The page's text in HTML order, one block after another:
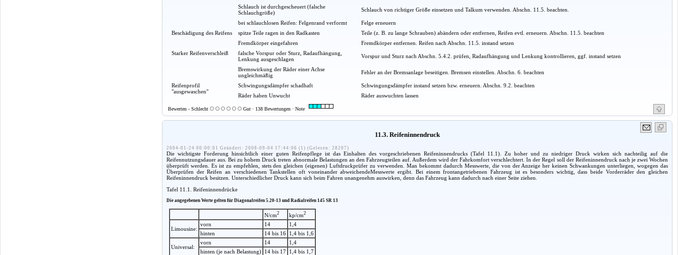
Schlauch ist durchgescheuert (falsche
Schlauchgröße)
Schlauch von richtiger Größe einsetzen und Talkum verwenden. Abschn. 11.5. beachten.
bei schlauchlosen Reifen: Felgenrand verformt
Felge erneuern
Beschädigung des Reifens
spitze Teile ragen in den Radkasten
Teile (z. B. zu lange Schrauben) abändern oder entfernen, Reifen evtl. erneuern. Abschn. 11.5. beachten
Fremdkörper eingefahren
Fremdkörper entfernen. Reifen nach Abschn. 11.5. instand setzen
Starker Reifenverschleiß
falsche Vorspur oder Sturz, Radaufhängung,
Lenkung ausgeschlagen
Vorspur und Sturz nach Abschn. 5.4.2. prüfen, Radaufhängung und Lenkung kontrollieren, ggf. instand setzen
Bremswirkung der Räder einer Achse
ungleichmäßig
Fehler an der Bremsanlage beseitigen. Bremsen einstellen. Abschn. 6. beachten
Reifenprofil
"ausgewaschen"
Schwingungsdämpfer schadhaft
Schwingungsdämpfer instand setzen bzw. erneuern. Abschn. 9.2. beachten
Räder haben Unwucht
Räder auswuchten lassen
Bewerten - Schlecht Gut · 138 Bewertungen · Note
11.3. Reifeninnendruck
2004-01-24 00:00:01 Geändert: 2008-09-04 17:44:06 (1) (Gelesen: 28207)
Die wichtigste Forderung hinsichtlich einer guten Reifenpflege ist das Einhalten des vorgeschriebenen Reifeninnendrucks (Tafel 11.1). Zu hoher und zu niedriger Druck wirken sich nachteilig auf die
Reifennutzungsdauer aus. Bei zu hohem Druck treten abnormale Belastungen an den Fahrzeugteilen auf. Außerdem wird der Fahrkomfort verschlechtert. In der Regel soll der Reifeninnendruck nach je zwei Wochen
überprüft werden. Es ist zu empfehlen, stets den gleichen (eigenen) Luftdruckprüfer zu verwenden. Man bekommt dadurch Messwerte, die von der Anzeige her keinen Schwankungen unterliegen, wogegen das
Überprüfen der Reifen an verschiedenen Tankstellen oft voneinander abweichendeMesswerte ergibt. Bei einem frontangetriebenen Fahrzeug ist es besonders wichtig, dass beide Vorderräder den gleichen
Reifeninnendruck besitzen. Unterschiedlicher Druck kann sich beim Fahren unangenehm auswirken, denn das Fahrzeug kann dadurch nach einer Seite ziehen.
Tafel 11.1. Reifeninnendrücke
Die angegebenen Werte gelten für Diagonalreifen 5.20-13 und Radialreifen 145 SR 13
N/cm2 kp/cm2
Limousine:
vorn 14
1,4
hinten
14 bis 16 1,4 bis 1,6
Universal:
vorn 14
1,4
hinten (je nach Belastung) 14 bis 17 1,4 bis 1,7